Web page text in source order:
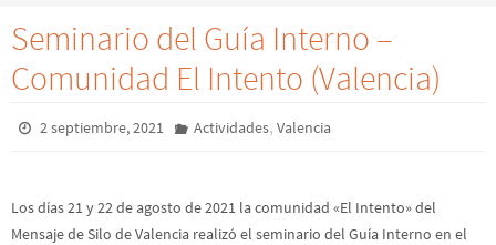
Seminario del Guía Interno –
Comunidad El Intento (Valencia)
2 septiembre, 2021 Actividades, Valencia
Los días 21 y 22 de agosto de 2021 la comunidad «El Intento» del
Mensaje de Silo de Valencia realizó el seminario del Guía Interno en el